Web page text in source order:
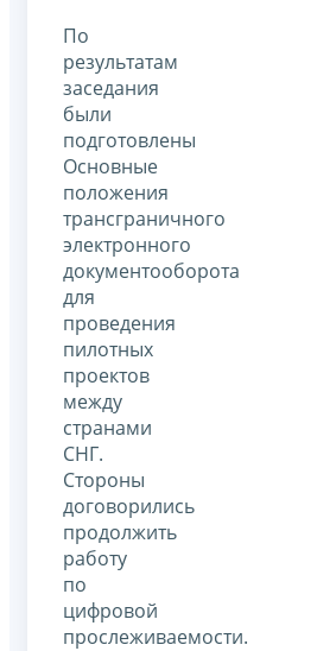
По
результатам
заседания
были
подготовлены
Основные
положения
трансграничного
электронного
документооборота
для
проведения
пилотных
проектов
между
странами
СНГ.
Cтороны
договорились
продолжить
работу
по
цифровой
прослеживаемости.